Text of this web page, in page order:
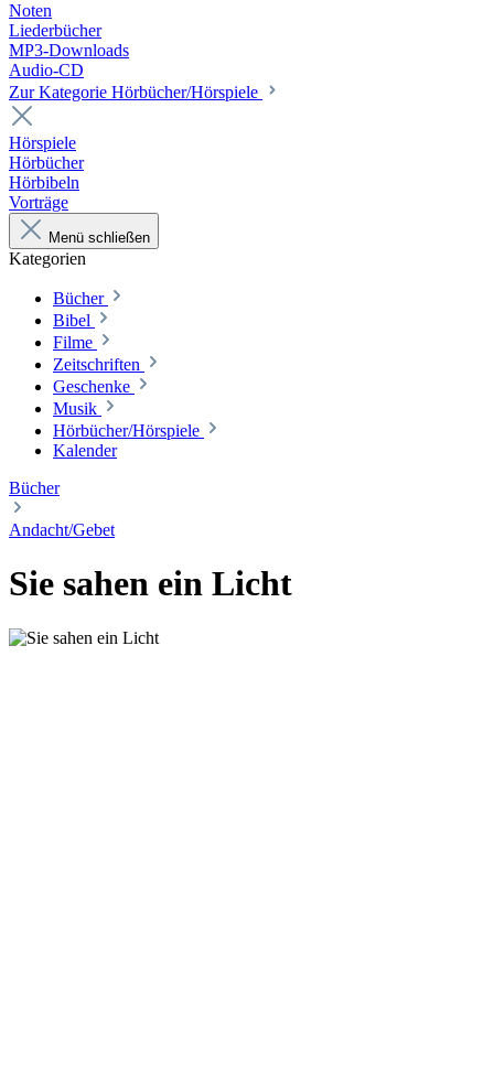
Noten
Liederbücher
MP3-Downloads
Audio-CD
Zur Kategorie Hörbücher/Hörspiele
Hörspiele
Hörbücher
Hörbibeln
Vorträge
Menü schließen
Kategorien
Bücher
Bibel
Filme
Zeitschriften
Geschenke
Musik
Hörbücher/Hörspiele
Kalender
Bücher
Andacht/Gebet
Sie sahen ein Licht